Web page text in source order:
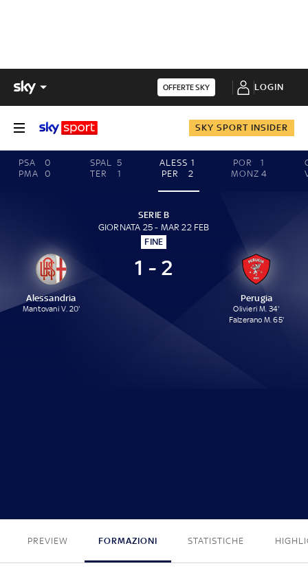
OFFERTE SKY LOGIN
SKY SPORT INSIDER
PSA
0
PMA
0
SPAL
5
TER
1
ALESS 1
PER
2
POR
1
MONZ 4
SERIE B
GIORNATA 25 - MAR 22 FEB
FINE
Alessandria
Mantovani V. 20'
1 - 2
Perugia
Olivieri M. 34'
Falzerano M. 65'
PREVIEW FORMAZIONI STATISTICHE